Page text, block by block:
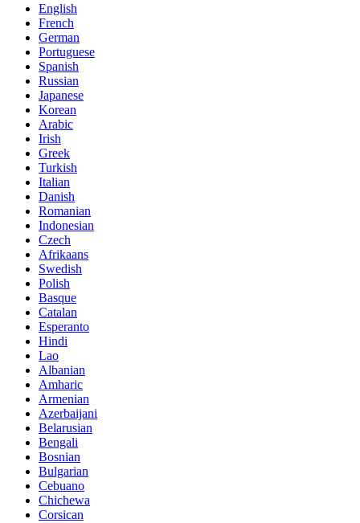
English
French
German
Portuguese
Spanish
Russian
Japanese
Korean
Arabic
Irish
Greek
Turkish
Italian
Danish
Romanian
Indonesian
Czech
Afrikaans
Swedish
Polish
Basque
Catalan
Esperanto
Hindi
Lao
Albanian
Amharic
Armenian
Azerbaijani
Belarusian
Bengali
Bosnian
Bulgarian
Cebuano
Chichewa
Corsican